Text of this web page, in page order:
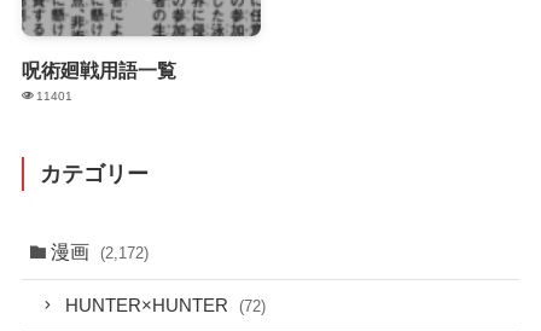
呪術廻戦用語一覧
11401
カテゴリー
漫画 (2,172)
HUNTER×HUNTER (72)